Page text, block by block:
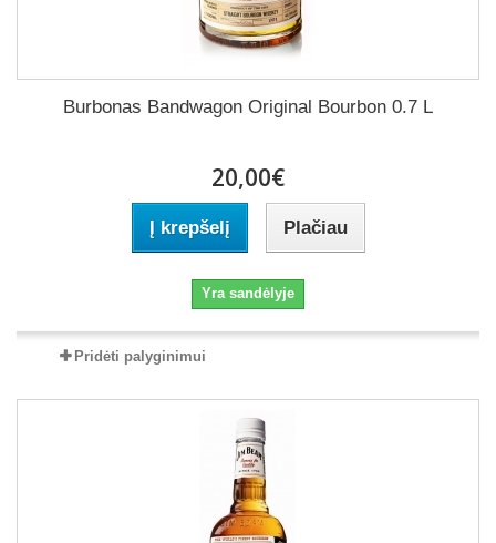
Burbonas Bandwagon Original Bourbon 0.7 L
20,00€
Į krepšelį Plačiau
Yra sandėlyje
Pridėti palyginimui